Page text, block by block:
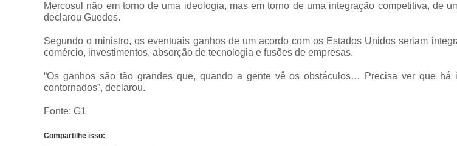
Mercosul não em torno de uma ideologia, mas em torno de uma integração competitiva, de
declarou Guedes.
Segundo o ministro, os eventuais ganhos de um acordo com os Estados Unidos seriam
comércio, investimentos, absorção de tecnologia e fusões de empresas.
“Os ganhos são tão grandes que, quando a gente vê os obstáculos… Precisa ver que há
contornados”, declarou.
Fonte: G1
Compartilhe isso: